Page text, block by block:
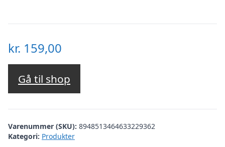
kr. 159,00
Gå til shop
Varenummer (SKU): 8948513464633229362
Kategori: Produkter